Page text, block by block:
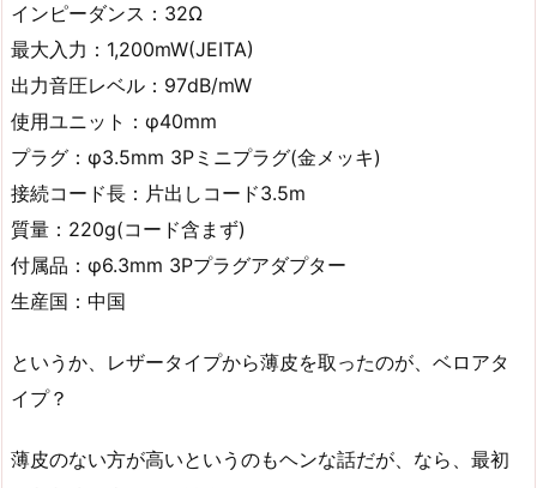
インピーダンス：32Ω
最大入力：1,200mW(JEITA)
出力音圧レベル：97dB/mW
使用ユニット：φ40mm
プラグ：φ3.5mm 3Pミニプラグ(金メッキ)
接続コード長：片出しコード3.5m
質量：220g(コード含まず)
付属品：φ6.3mm 3Pプラグアダプター
生産国：中国
というか、レザータイプから薄皮を取ったのが、ベロアタ
イプ？
薄皮のない方が高いというのもヘンな話だが、なら、最初